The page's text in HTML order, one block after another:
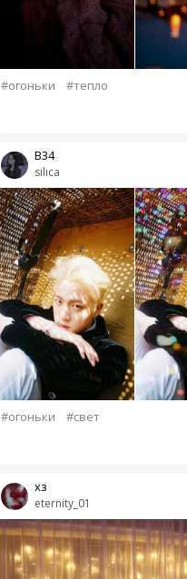
#огоньки #тепло
silica
B34
#огоньки #свет
eternity_01
хз